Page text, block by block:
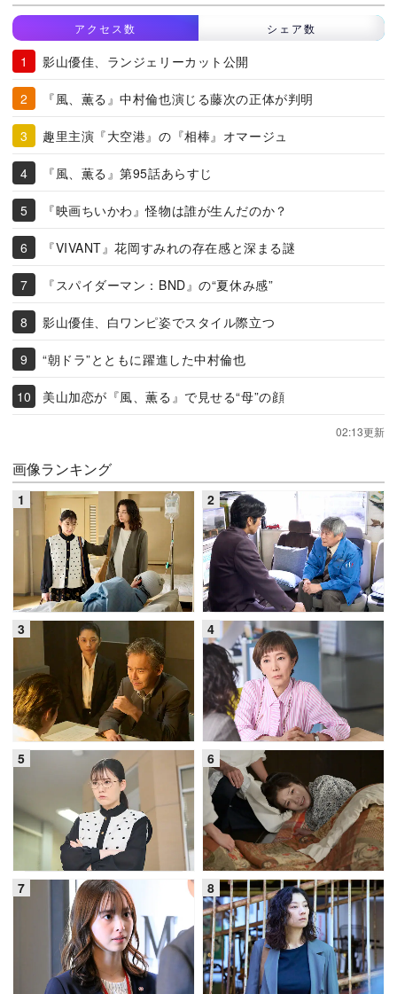
アクセス数 シェア数
影山優佳、ランジェリーカット公開
『風、薫る』中村倫也演じる藤次の正体が判明
趣里主演『大空港』の『相棒』オマージュ
『風、薫る』第95話あらすじ
『映画ちいかわ』怪物は誰が生んだのか？
『VIVANT』花岡すみれの存在感と深まる謎
『スパイダーマン：BND』の“夏休み感”
影山優佳、白ワンピ姿でスタイル際立つ
“朝ドラ”とともに躍進した中村倫也
美山加恋が『風、薫る』で見せる“母”の顔
02:13更新
画像ランキング